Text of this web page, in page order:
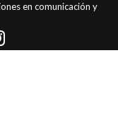
en comunicación y